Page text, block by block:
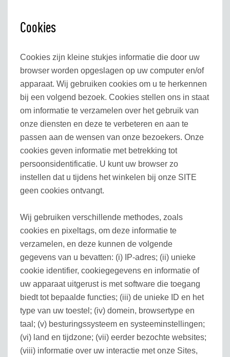
Cookies
Cookies zijn kleine stukjes informatie die door uw
browser worden opgeslagen op uw computer en/of
apparaat. Wij gebruiken cookies om u te herkennen
bij een volgend bezoek. Cookies stellen ons in staat
om informatie te verzamelen over het gebruik van
onze diensten en deze te verbeteren en aan te
passen aan de wensen van onze bezoekers. Onze
cookies geven informatie met betrekking tot
persoonsidentificatie. U kunt uw browser zo
instellen dat u tijdens het winkelen bij onze SITE
geen cookies ontvangt.
Wij gebruiken verschillende methodes, zoals
cookies en pixeltags, om deze informatie te
verzamelen, en deze kunnen de volgende
gegevens van u bevatten: (i) IP-adres; (ii) unieke
cookie identifier, cookiegegevens en informatie of
uw apparaat uitgerust is met software die toegang
biedt tot bepaalde functies; (iii) de unieke ID en het
type van uw toestel; (iv) domein, browsertype en
taal; (v) besturingssysteem en systeeminstellingen;
(vi) land en tijdzone; (vii) eerder bezochte websites;
(viii) informatie over uw interactie met onze Sites,